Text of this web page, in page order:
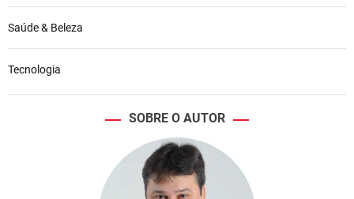
Saúde & Beleza
Tecnologia
SOBRE O AUTOR